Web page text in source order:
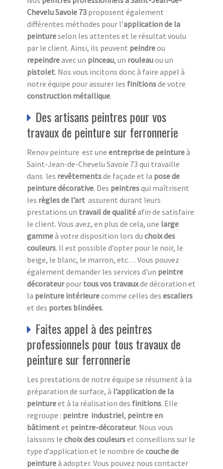
Chevelu Savoie 73 proposent également
différentes méthodes pour l’application de la
peintureselon les attentes et le résultat voulu
par le client. Ainsi, ils peuvent peindreou
repeindreavec un pinceau, un rouleauou un
pistolet. Nos vous incitons donc à faire appel à
notre équipe pour assurer les finitionsde votre
construction métallique.
Des artisans peintres pour vos
travaux de peinture sur ferronnerie
Renov peinture est une entreprise de peintureà
Saint-Jean-de-Chevelu Savoie 73 qui travaille
dans les revêtementsde façade et la pose de
peinture décorative. Des peintresqui maîtrisent
les règles de l’art assurent durant leurs
prestations un travail de qualitéafin de satisfaire
le client. Vous avez, en plus de cela, une large
gammeà votre disposition lors du choix des
couleurs. Il est possible d’opter pour le noir, le
beige, le blanc, le marron, etc… Vous pouvez
également demander les services d’un peintre
décorateurpour tous vos travauxde décoration et
la peinture intérieurecomme celles des escaliers
et des portes blindées.
Faites appel à des peintres
professionnels pour tous travaux de
peinture sur ferronnerie
Les prestations de notre équipe se résument à la
préparation de surface, à l’application de la
peintureet à la réalisation des finitions. Elle
regroupe : peintre industriel, peintre en
bâtimentet peintre-décorateur. Nous vous
laissons le choix des couleurset conseillons sur le
type d’application et le nombre de couche de
peintureà adopter. Vous pouvez nous contacter